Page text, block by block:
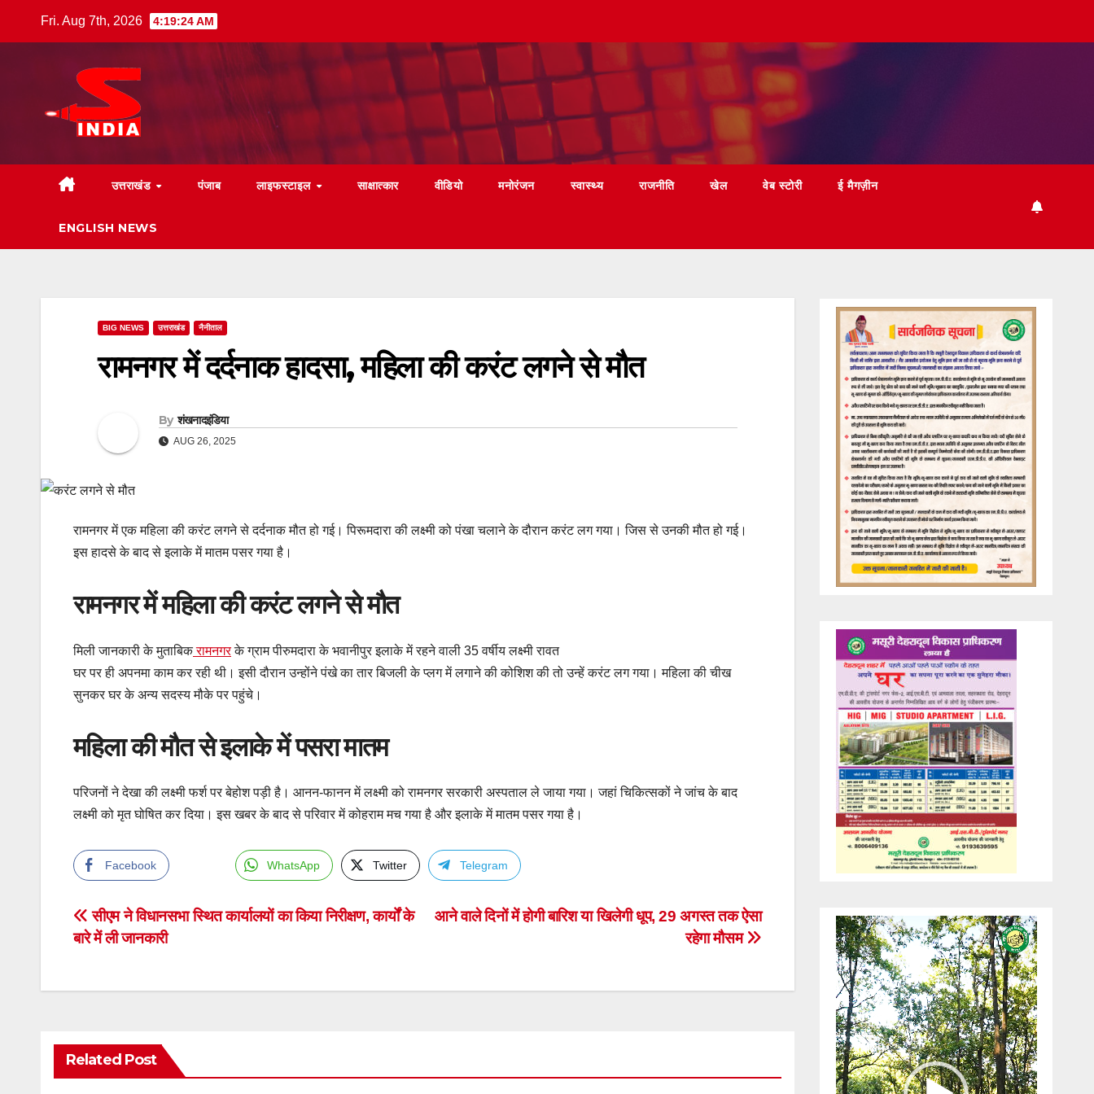
Fri. Aug 7th, 2026 4:19:25 AM
उत्तराखंड पंजाब लाइफस्टाइल साक्षात्कार वीडियो मनोरंजन स्वास्थ्य राजनीति खेल वेब स्टोरी ई मैगज़ीन
ENGLISH NEWS
BIG NEWS उत्तराखंड नैनीताल
रामनगर में दर्दनाक हादसा, महिला की करंट लगने से मौत
By शंखनादइंडिया
AUG 26, 2025
रामनगर में एक महिला की करंट लगने से दर्दनाक मौत हो गई। पिरूमदारा की लक्ष्मी को पंखा चलाने के दौरान करंट लग गया। जिस से उनकी मौत हो गई।
इस हादसे के बाद से इलाके में मातम पसर गया है।
रामनगर में महिला की करंट लगने से मौत
मिली जानकारी के मुताबिकरामनगरके ग्राम पीरुमदारा के भवानीपुर इलाके में रहने वाली 35 वर्षीय लक्ष्मी रावत
घर पर ही अपनमा काम कर रही थी। इसी दौरान उन्होंने पंखे का तार बिजली के प्लग में लगाने की कोशिश की तो उन्हें करंट लग गया। महिला की चीख
सुनकर घर के अन्य सदस्य मौके पर पहुंचे।
महिला की मौत से इलाके में पसरा मातम
परिजनों ने देखा की लक्ष्मी फर्श पर बेहोश पड़ी है। आनन-फानन में लक्ष्मी को रामनगर सरकारी अस्पताल ले जाया गया। जहां चिकित्सकों ने जांच के बाद
लक्ष्मी को मृत घोषित कर दिया। इस खबर के बाद से परिवार में कोहराम मच गया है और इलाके में मातम पसर गया है।
Facebook WhatsApp Twitter Telegram
Post
navigation
आने वाले दिनों में होगी बारिश या खिलेगी धूप, 29 अगस्त तक ऐसा
रहेगा मौसम
सीएम ने विधानसभा स्थित कार्यालयों का किया निरीक्षण, कार्यों के
बारे में ली जानकारी
Related Post
Video
Player